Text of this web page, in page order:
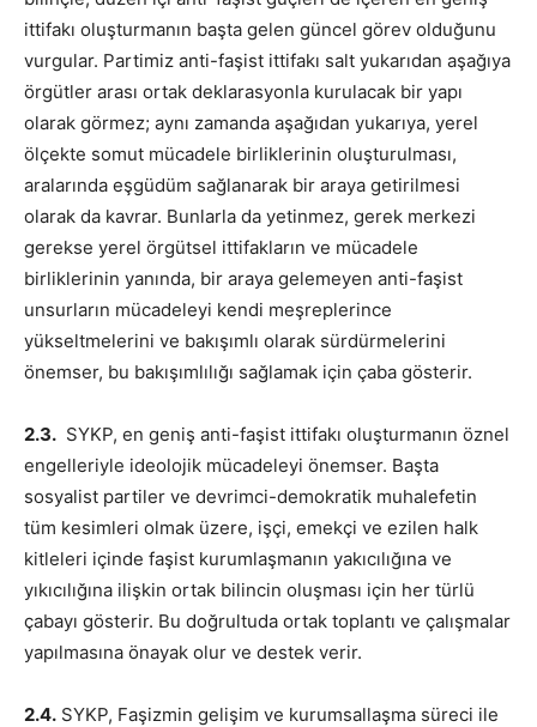
ittifakı oluşturmanın başta gelen güncel görev olduğunu
vurgular. Partimiz anti-faşist ittifakı salt yukarıdan aşağıya
örgütler arası ortak deklarasyonla kurulacak bir yapı
olarak görmez; aynı zamanda aşağıdan yukarıya, yerel
ölçekte somut mücadele birliklerinin oluşturulması,
aralarında eşgüdüm sağlanarak bir araya getirilmesi
olarak da kavrar. Bunlarla da yetinmez, gerek merkezi
gerekse yerel örgütsel ittifakların ve mücadele
birliklerinin yanında, bir araya gelemeyen anti-faşist
unsurların mücadeleyi kendi meşreplerince
yükseltmelerini ve bakışımlı olarak sürdürmelerini
önemser, bu bakışımlılığı sağlamak için çaba gösterir.
2.3. SYKP, en geniş anti-faşist ittifakı oluşturmanın öznel
engelleriyle ideolojik mücadeleyi önemser. Başta
sosyalist partiler ve devrimci-demokratik muhalefetin
tüm kesimleri olmak üzere, işçi, emekçi ve ezilen halk
kitleleri içinde faşist kurumlaşmanın yakıcılığına ve
yıkıcılığına ilişkin ortak bilincin oluşması için her türlü
çabayı gösterir. Bu doğrultuda ortak toplantı ve çalışmalar
yapılmasına önayak olur ve destek verir.
2.4. SYKP, Faşizmin gelişim ve kurumsallaşma süreci ile